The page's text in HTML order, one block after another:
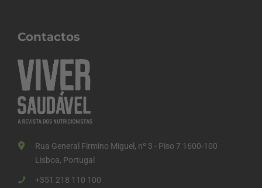
Contactos
Rua General Firmino Miguel, nº 3 - Piso 7 1600-100
Lisboa, Portugal
+351 218 110 100